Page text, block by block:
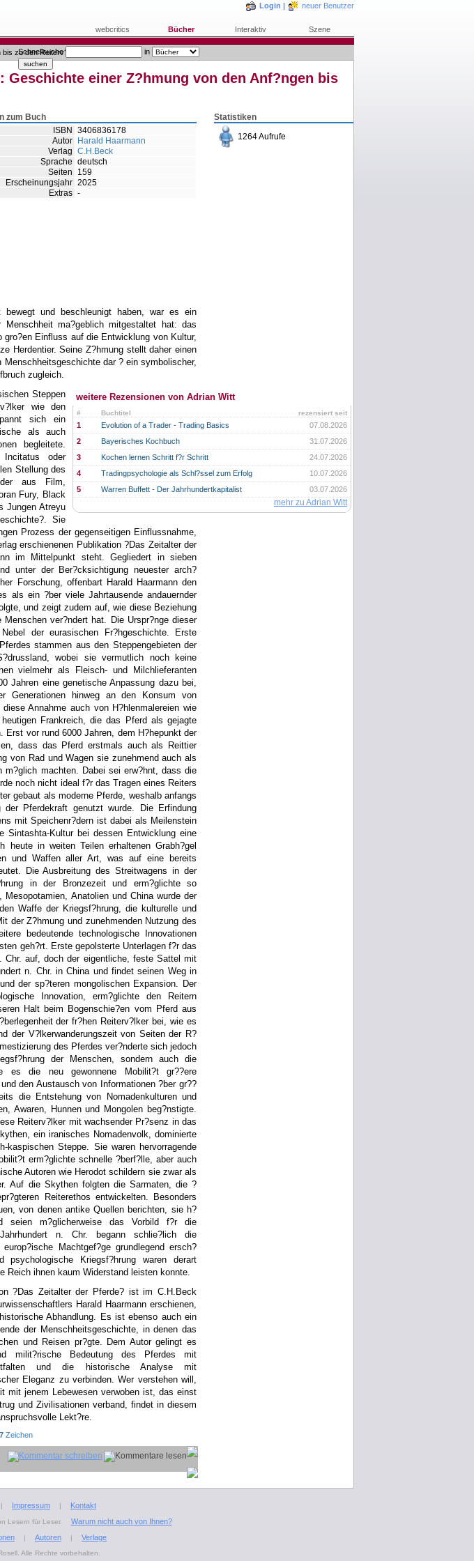
Login | neuer Benutzer
webcritics Bücher Interaktiv Szene
Schnellsuche in
zu den Reiterv?lkern
Geschichte einer Z?hmung von den Anf?ngen bis
Statistiken
1264 Aufrufe
zum Buch
ISBN
3406836178
Autor
Harald Haarmann
Verlag C.H.Beck
Sprache deutsch
Seiten
159
Erscheinungsjahr 2025
Extras -
bewegt und beschleunigt haben, war es ein
ma?geblich mitgestaltet hat: das
Einfluss auf die Entwicklung von Kultur,
Herdentier. Seine Z?hmung stellt daher einen
Menschheitsgeschichte dar ? ein symbolischer,
zugleich.
weitere Rezensionen von Adrian Witt
# rezensiert seit
Buchtitel
1 07.08.2026
Evolution of a Trader - Trading Basics
2
31.07.2026
Bayerisches Kochbuch
3
24.07.2026
Kochen lernen Schritt f?r Schritt
4
10.07.2026
Tradingpsychologie als Schl?ssel zum Erfolg
5
03.07.2026
Warren Buffett - Der Jahrhundertkapitalist
mehr zu Adrian Witt
Steppen
wie den
sich ein
als auch
begleitete.
Incitatus oder
Stellung des
aus Film,
Fury, Black
Jungen Atreyu
Sie
Prozess der gegenseitigen Einflussnahme,
erschienenen Publikation ?Das Zeitalter der
im Mittelpunkt steht. Gegliedert in sieben
unter der Ber?cksichtigung neuester arch?
Forschung, offenbart Harald Haarmann den
als ein ?ber viele Jahrtausende andauernder
und zeigt zudem auf, wie diese Beziehung
ver?ndert hat. Die Urspr?nge dieser
der eurasischen Fr?hgeschichte. Erste
stammen aus den Steppengebieten der
wobei sie vermutlich noch keine
vielmehr als Fleisch- und Milchlieferanten
Jahren eine genetische Anpassung dazu bei,
Generationen hinweg an den Konsum von
Annahme auch von H?hlenmalereien wie
Frankreich, die das Pferd als gejagte
vor rund 6000 Jahren, dem H?hepunkt der
dass das Pferd erstmals auch als Reittier
von Rad und Wagen sie zunehmend auch als
m?glich machten. Dabei sei erw?hnt, dass die
noch nicht ideal f?r das Tragen eines Reiters
gebaut als moderne Pferde, weshalb anfangs
der Pferdekraft genutzt wurde. Die Erfindung
mit Speichenr?dern ist dabei als Meilenstein
Sintashta-Kultur bei dessen Entwicklung eine
heute in weiten Teilen erhaltenen Grabh?gel
und Waffen aller Art, was auf eine bereits
Die Ausbreitung des Streitwagens in der
in der Bronzezeit und erm?glichte so
Anatolien und China wurde der
Waffe der Kriegsf?hrung, die kulturelle und
der Z?hmung und zunehmenden Nutzung des
bedeutende technologische Innovationen
geh?rt. Erste gepolsterte Unterlagen f?r das
Chr. auf, doch der eigentliche, feste Sattel mit
n. Chr. in China und findet seinen Weg in
der sp?teren mongolischen Expansion. Der
Innovation, erm?glichte den Reitern
Halt beim Bogenschie?en vom Pferd aus
der fr?hen Reiterv?lker bei, wie es
der V?lkerwanderungszeit von Seiten der R?
des Pferdes ver?nderte sich jedoch
der Menschen, sondern auch die
es die neu gewonnene Mobilit?t gr??ere
den Austausch von Informationen ?ber gr??
die Entstehung von Nomadenkulturen und
Awaren, Hunnen und Mongolen beg?nstigte.
Reiterv?lker mit wachsender Pr?senz in das
ein iranisches Nomadenvolk, dominierte
kaspischen Steppe. Sie waren hervorragende
erm?glichte schnelle ?berf?lle, aber auch
Autoren wie Herodot schildern sie zwar als
Auf die Skythen folgten die Sarmaten, die ?
Reiterethos entwickelten. Besonders
von denen antike Quellen berichten, sie h?
seien m?glicherweise das Vorbild f?r die
n. Chr. begann schlie?lich die
Machtgef?ge grundlegend ersch?
Kriegsf?hrung waren derart
Reich ihnen kaum Widerstand leisten konnte.
?Das Zeitalter der Pferde? ist im C.H.Beck
Harald Haarmann erschienen,
Abhandlung. Es ist ebenso auch ein
der Menschheitsgeschichte, in denen das
und Reisen pr?gte. Dem Autor gelingt es
milit?rische Bedeutung des Pferdes mit
und die historische Analyse mit
Eleganz zu verbinden. Wer verstehen will,
mit jenem Lebewesen verwoben ist, das einst
und Zivilisationen verband, findet in diesem
Lekt?re.
Zeichen
| Impressum | Kontakt
Lesern für Leser.
Warum nicht auch von Ihnen?
| Autoren | Verlage
Alle Rechte vorbehalten.